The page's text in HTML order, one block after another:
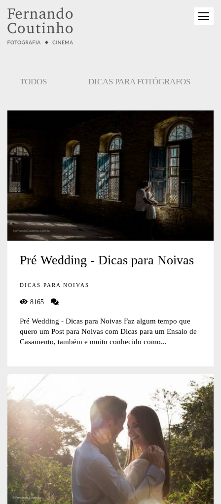
TODOS DICAS PARA FOTÓGRAFOS
Pré Wedding - Dicas para Noivas
DICAS PARA NOIVAS
8165
Pré Wedding - Dicas para Noivas Faz algum tempo que
quero um Post para Noivas com Dicas para um Ensaio de
Casamento, também e muito conhecido como...